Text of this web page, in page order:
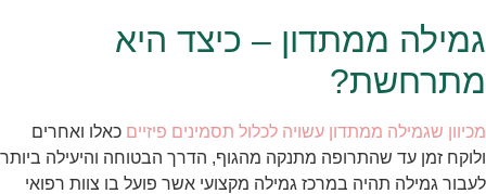
גמילה ממתדון – כיצד היא
מתרחשת?
מכיוון שגמילה ממתדון עשויה לכלול תסמינים פיזיים כאלו ואחרים
ולוקח זמן עד שהתרופה מתנקה מהגוף, הדרך הבטוחה והיעילה ביותר
לעבור גמילה תהיה במרכז גמילה מקצועי אשר פועל בו צוות רפואי